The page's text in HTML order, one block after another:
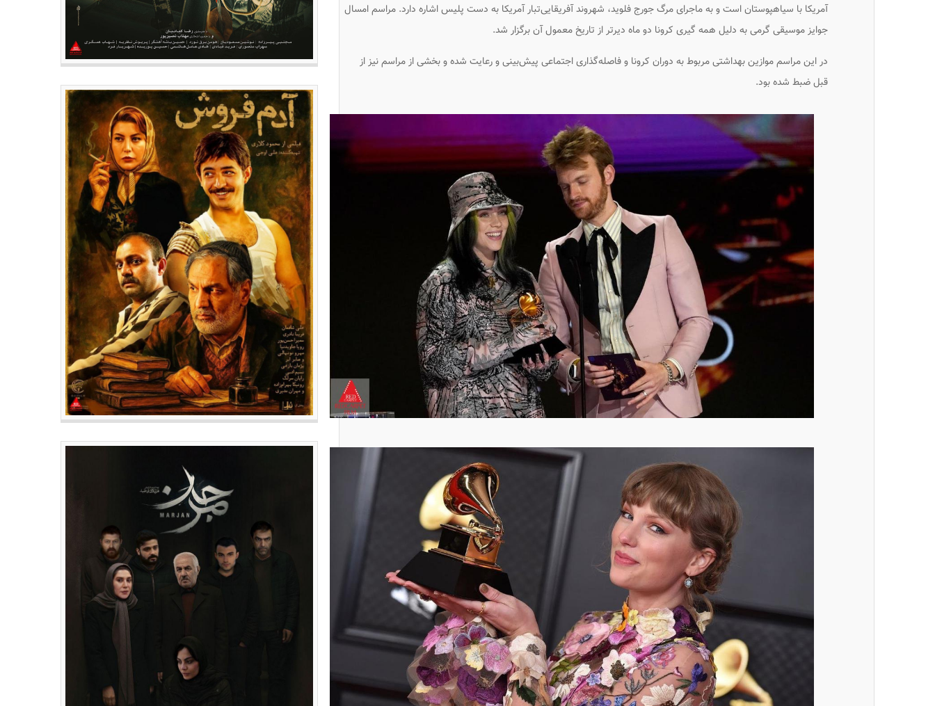
آمریکا با سیاهپوستان است و به ماجرای مرگ جورج فلوید، شهروند آفریقایی‌تبار آمریکا به دست پلیس اشاره دارد. مراسم امسال
جوایز موسیقی گرمی به دلیل همه گیری کرونا دو ماه دیرتر از تاریخ معمول آن برگزار شد.
در این مراسم موازین بهداشتی مربوط به دوران کرونا و فاصله‌گذاری اجتماعی پیش‌بینی و رعایت شده و بخشی از مراسم نیز از
قبل ضبط شده بود.